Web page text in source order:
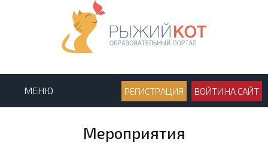
МЕНЮ РЕГИСТРАЦИЯ ВОЙТИ НА САЙТ
Мероприятия